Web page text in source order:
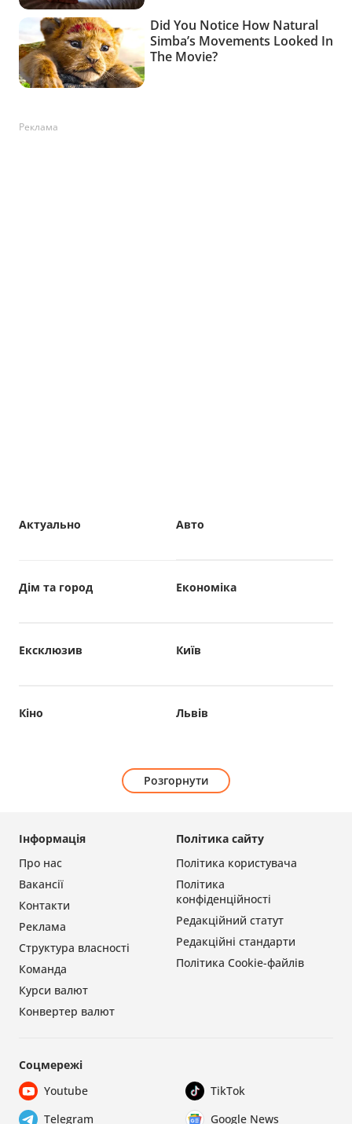
Реклама
Авто
Актуально
Дім та город Економіка
Ексклюзив Київ
Кіно Львів
Розгорнути
Політика сайту
Політика користувача
Політика
конфіденційності
Редакційний статут
Редакційні стандарти
Політика Cookie-файлів
Інформація
Про нас
Вакансії
Контакти
Реклама
Структура власності
Команда
Курси валют
Конвертер валют
Соцмережі
Youtube
TikTok
Telegram
Google News